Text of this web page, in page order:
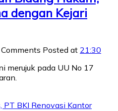
dengan Kejari
Posted at 21:30
merujuk pada UU No 17